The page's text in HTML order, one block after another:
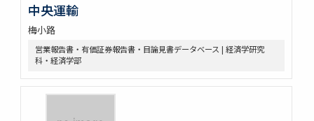
中央運輸
梅小路
営業報告書・有価証券報告書・目論見書データベース | 経済学研究
科・経済学部